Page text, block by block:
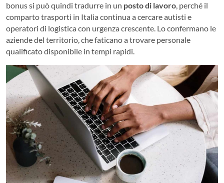
bonus si può quindi tradurre in un posto di lavoro , perché il
comparto trasporti in Italia continua a cercare autisti e
operatori di logistica con urgenza crescente. Lo confermano le
aziende del territorio, che faticano a trovare personale
qualificato disponibile in tempi rapidi.